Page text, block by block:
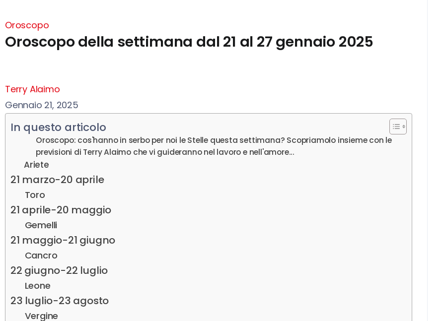
Oroscopo
Oroscopo della settimana dal 21 al 27 gennaio 2025
Terry Alaimo
Gennaio 21, 2025
In questo articolo
Oroscopo: cos'hanno in serbo per noi le Stelle questa settimana? Scopriamolo insieme con le
previsioni di Terry Alaimo che vi guideranno nel lavoro e nell'amore...
Ariete
21 marzo-20 aprile
Toro
21 aprile-20 maggio
Gemelli
21 maggio-21 giugno
Cancro
22 giugno-22 luglio
Leone
23 luglio-23 agosto
Vergine